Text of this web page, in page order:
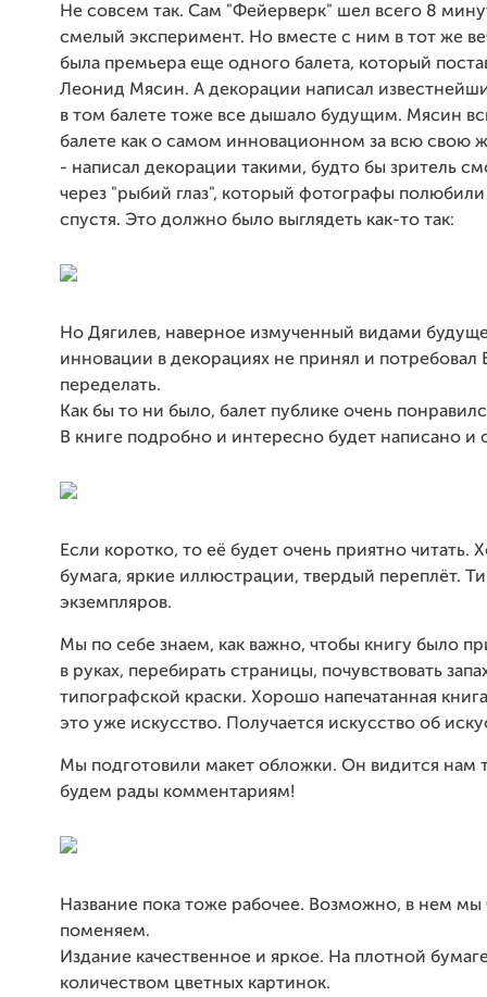
Не совсем так. Сам "Фейерверк" шел всего 8
смелый эксперимент. Но вместе с ним в тот же
была премьера еще одного балета, который
Леонид Мясин. А декорации написал
в том балете тоже все дышало будущим. Мясин
балете как о самом инновационном за всю свою
- написал декорации такими, будто бы зритель
через "рыбий глаз", который фотографы полюбили
спустя. Это должно было выглядеть как-то так:
Но Дягилев, наверное измученный видами
инновации в декорациях не принял и потребовал
переделать.
Как бы то ни было, балет публике очень
В книге подробно и интересно будет написано и
Если коротко, то её будет очень приятно читать.
бумага, яркие иллюстрации, твердый переплёт.
экземпляров.
Мы по себе знаем, как важно, чтобы книгу было
в руках, перебирать страницы, почувствовать
типографской краски. Хорошо напечатанная
это уже искусство. Получается искусство об
Мы подготовили макет обложки. Он видится нам
будем рады комментариям!
Название пока тоже рабочее. Возможно, в нем мы
поменяем.
Издание качественное и яркое. На плотной
количеством цветных картинок.